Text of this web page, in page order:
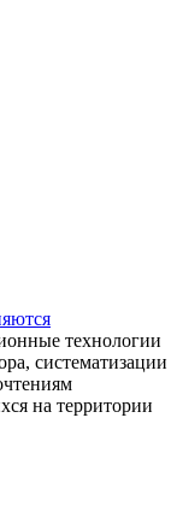
технологии
систематизации
на территории